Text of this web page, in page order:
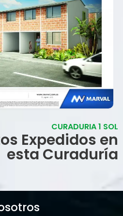
CURADURIA 1 SOL
Expedidos en
esta Curaduría